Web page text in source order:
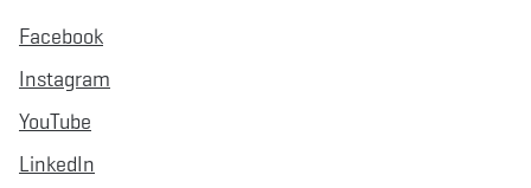
Facebook
Instagram
YouTube
LinkedIn